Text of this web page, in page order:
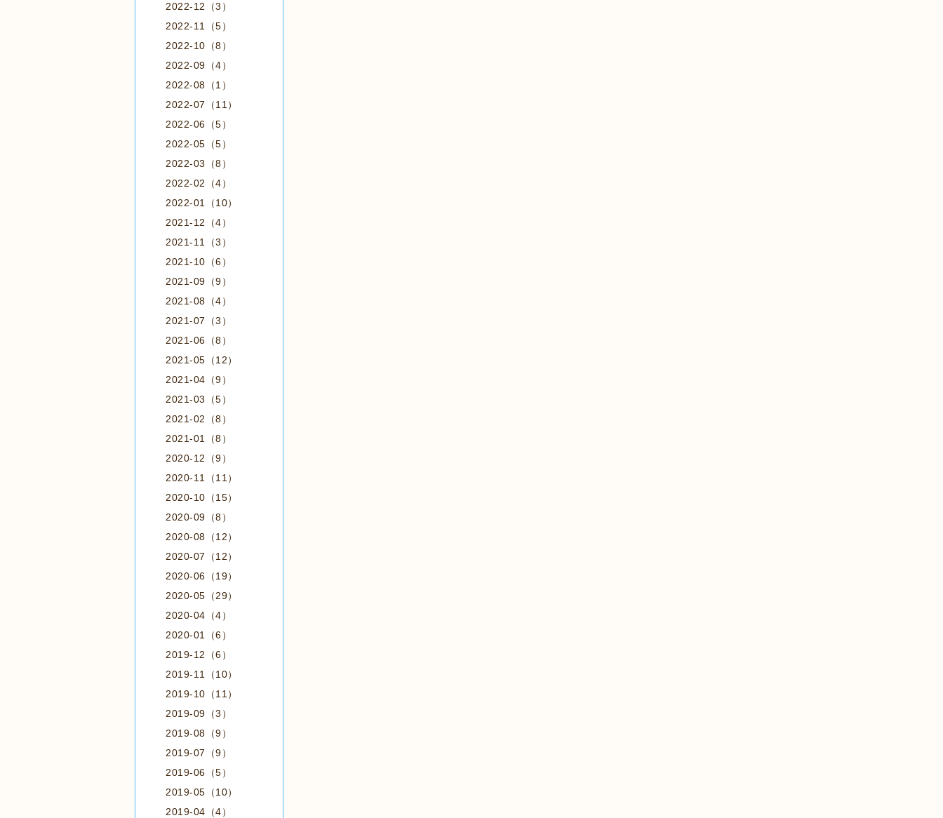
2022-12（3）
2022-11（5）
2022-10（8）
2022-09（4）
2022-08（1）
2022-07（11）
2022-06（5）
2022-05（5）
2022-03（8）
2022-02（4）
2022-01（10）
2021-12（4）
2021-11（3）
2021-10（6）
2021-09（9）
2021-08（4）
2021-07（3）
2021-06（8）
2021-05（12）
2021-04（9）
2021-03（5）
2021-02（8）
2021-01（8）
2020-12（9）
2020-11（11）
2020-10（15）
2020-09（8）
2020-08（12）
2020-07（12）
2020-06（19）
2020-05（29）
2020-04（4）
2020-01（6）
2019-12（6）
2019-11（10）
2019-10（11）
2019-09（3）
2019-08（9）
2019-07（9）
2019-06（5）
2019-05（10）
2019-04（4）